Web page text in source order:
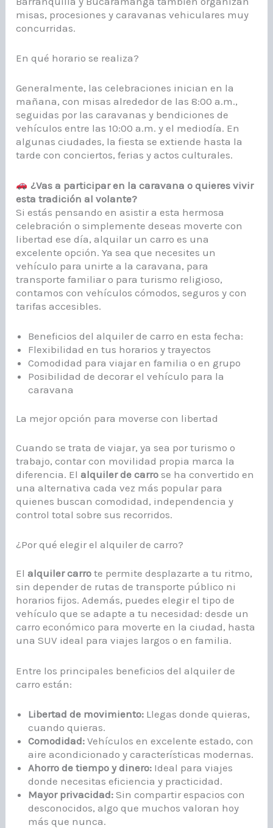
misas, procesiones y caravanas vehiculares muy
concurridas.
En qué horario se realiza?
Generalmente, las celebraciones inician en la
mañana, con misas alrededor de las 8:00 a.m.,
seguidas por las caravanas y bendiciones de
vehículos entre las 10:00 a.m. y el mediodía. En
algunas ciudades, la fiesta se extiende hasta la
tarde con conciertos, ferias y actos culturales.
¿Vas a participar en la caravana o quieres vivir
esta tradición al volante?
Si estás pensando en asistir a esta hermosa
celebración o simplemente deseas moverte con
libertad ese día, alquilar un carro es una
excelente opción. Ya sea que necesites un
vehículo para unirte a la caravana, para
transporte familiar o para turismo religioso,
contamos con vehículos cómodos, seguros y con
tarifas accesibles.
Beneficios del alquiler de carro en esta fecha:
Flexibilidad en tus horarios y trayectos
Comodidad para viajar en familia o en grupo
Posibilidad de decorar el vehículo para la
caravana
La mejor opción para moverse con libertad
Cuando se trata de viajar, ya sea por turismo o
trabajo, contar con movilidad propia marca la
diferencia. Elalquiler de carro se ha convertido en
una alternativa cada vez más popular para
quienes buscan comodidad, independencia y
control total sobre sus recorridos.
¿Por qué elegir el alquiler de carro?
Elalquiler carro te permite desplazarte a tu ritmo,
sin depender de rutas de transporte público ni
horarios fijos. Además, puedes elegir el tipo de
vehículo que se adapte a tu necesidad: desde un
carro económico para moverte en la ciudad, hasta
una SUV ideal para viajes largos o en familia.
Entre los principales beneficios del alquiler de
carro están:
Libertad de movimiento: Llegas donde quieras,
cuando quieras.
Comodidad: Vehículos en excelente estado, con
aire acondicionado y características modernas.
Ahorro de tiempo y dinero: Ideal para viajes
donde necesitas eficiencia y practicidad.
Mayor privacidad: Sin compartir espacios con
desconocidos, algo que muchos valoran hoy
más que nunca.